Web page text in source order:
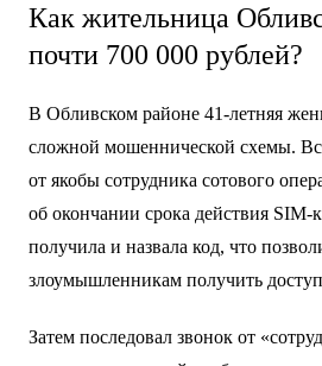
Как жительница
почти 700 000 рублей?
В Обливском районе 41-летняя
сложной мошеннической схемы.
от якобы сотрудника сотового
об окончании срока действия
получила и назвала код, что
злоумышленникам получить доступ
Затем последовал звонок от